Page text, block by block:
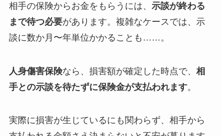
相手の保険からお金をもらうには、 示談が終わる
まで待つ必要があります。複雑なケースでは、示
談に数か月〜年単位かかることも……。
人身傷害保険なら、損害額が確定した時点で、 相
手との示談を待たずに保険金が支払われます。
実際に損害が生じているにも関わらず、相手から